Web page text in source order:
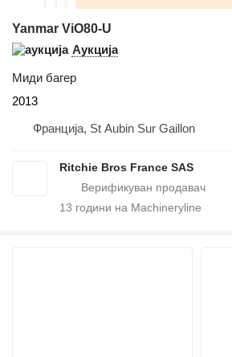
Yanmar ViO80-U
Аукција
Миди багер
2013
Франција, St Aubin Sur Gaillon
Ritchie Bros France SAS
13 години на Machineryline